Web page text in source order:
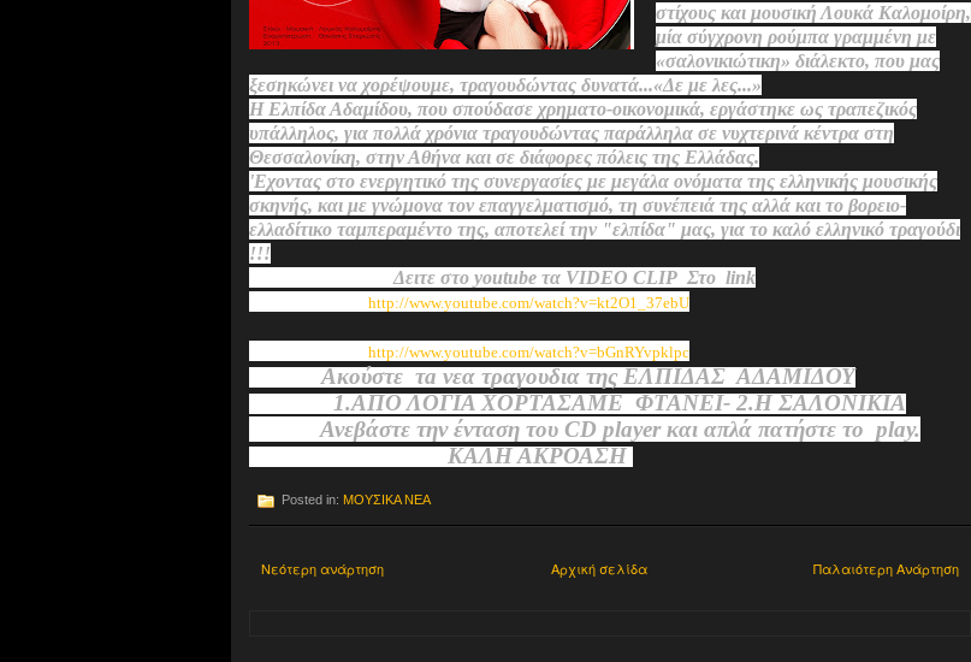
στίχους και μουσική Λουκά Καλομοίρη,
μία σύγχρονη ρούμπα γραμμένη με
«σαλονικιώτικη» διάλεκτο, που μας
ξεσηκώνει να χορέψουμε, τραγουδώντας δυνατά...«Δε με λες...»
Η Ελπίδα Αδαμίδου, που σπούδασε χρηματο-οικονομικά, εργάστηκε ως τραπεζικός
υπάλληλος, για πολλά χρόνια τραγουδώντας παράλληλα σε νυχτερινά κέντρα στη
Θεσσαλονίκη, στην Αθήνα και σε διάφορες πόλεις της Ελλάδας.
'Εχοντας στο ενεργητικό της συνεργασίες με μεγάλα ονόματα της ελληνικής μουσικής
σκηνής, και με γνώμονα τον επαγγελματισμό, τη συνέπειά της αλλά και το βορειο-
ελλαδίτικο ταμπεραμέντο της, αποτελεί την "ελπίδα" μας, για το καλό ελληνικό τραγούδι
!!!
Δειτε στο youtube τα VIDEO CLIP Στο link
http://www.youtube.com/watch?v=kt2O1_37ebU
http://www.youtube.com/watch?v=bGnRYvpklpc
Ακούστε τa νεα τραγουδια της ΕΛΠΙΔΑΣ ΑΔΑΜΙΔΟΥ
1.AΠΟ ΛΟΓΙΑ ΧΟΡΤΑΣΑΜΕ ΦΤΑΝΕΙ- 2.Η ΣΑΛΟΝΙΚΙΑ
Ανεβάστε την ένταση του CD player και απλά πατήστε το play.
ΚAΛΗ ΑΚΡΟΑΣΗ
Posted in: ΜΟΥΣΙΚΑ ΝΕΑ
Νεότερη ανάρτηση Παλαιότερη Ανάρτηση
Αρχική σελίδα